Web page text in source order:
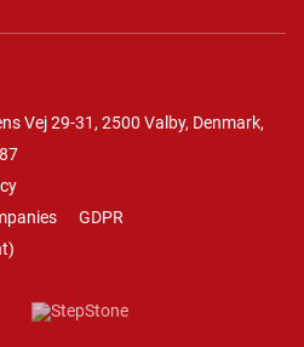
Vej 29-31, 2500 Valby, Denmark,
GDPR
)